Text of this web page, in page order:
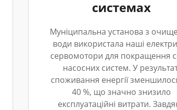
системах
Муніципальна установа з
води використала наші
сервомотори для покращення
насосних систем. У
споживання енергії
40 %, що значно знизило
експлуатаційні витрати.